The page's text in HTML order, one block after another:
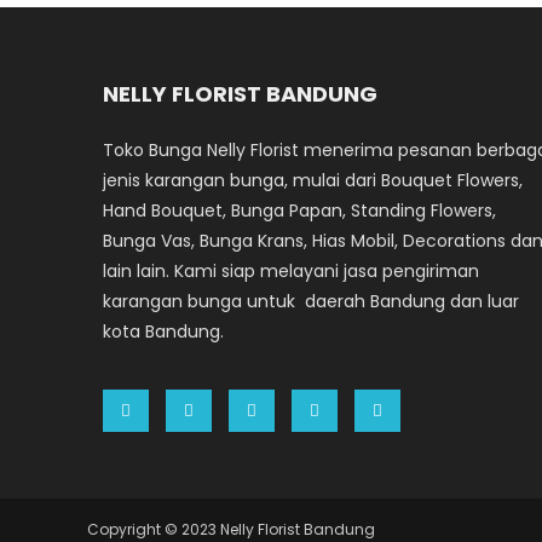
NELLY FLORIST BANDUNG
Toko Bunga Nelly Florist menerima pesanan
jenis karangan bunga, mulai dari Bouquet Flowers,
Hand Bouquet, Bunga Papan, Standing Flowers,
Bunga Vas, Bunga Krans, Hias Mobil, Decorations dan
lain lain. Kami siap melayani jasa pengiriman
karangan bunga untuk daerah Bandung dan luar
kota Bandung.
Copyright © 2023 Nelly Florist Bandung